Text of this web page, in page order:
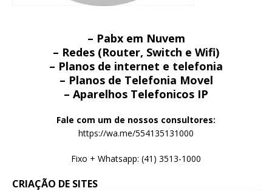
– Pabx em Nuvem
– Redes (Router, Switch e Wifi)
– Planos de internet e telefonia
– Planos de Telefonia Movel
– Aparelhos Telefonicos IP
Fale com um de nossos consultores:
https://wa.me/554135131000
Fixo + Whatsapp: (41) 3513-1000
CRIAÇÃO DE SITES